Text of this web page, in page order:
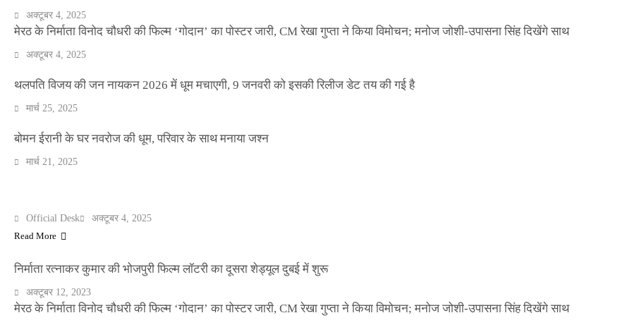
अक्टूबर 4, 2025
मेरठ के निर्माता विनोद चौधरी की फिल्म ‘गोदान’ का पोस्टर जारी, CM रेखा गुप्ता ने किया विमोचन; मनोज जोशी-उपासना सिंह दिखेंगे साथ
अक्टूबर 4, 2025
थलपति विजय की जन नायकन 2026 में धूम मचाएगी, 9 जनवरी को इसकी रिलीज डेट तय की गई है
मार्च 25, 2025
बोमन ईरानी के घर नवरोज की धूम, परिवार के साथ मनाया जश्न
मार्च 21, 2025
NEWS
बॉलीवुड के बाद अब डिफेंस टाइकून साहिल लूथरा को मिली जान से मारने की
धमकियाँ : सेलिब्रिटी टारगेटिंग जैसा हूबहू पैटर्न का खुलासा
Official Desk
Official Desk
अक्टूबर 4, 2025
Read More
निर्माता रत्नाकर कुमार की भोजपुरी फिल्म लॉटरी का दूसरा शेड्यूल दुबई में शुरू
अक्टूबर 12, 2023
मेरठ के निर्माता विनोद चौधरी की फिल्म ‘गोदान’ का पोस्टर जारी, CM रेखा गुप्ता ने किया विमोचन; मनोज जोशी-उपासना सिंह दिखेंगे साथ